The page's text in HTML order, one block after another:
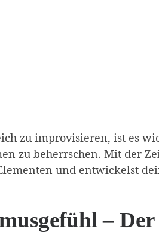
zu improvisieren, ist es
zu beherrschen. Mit der
und entwickelst
–